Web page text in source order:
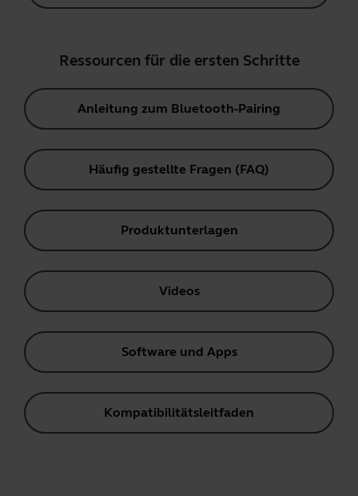
Ressourcen für die ersten Schritte
Anleitung zum Bluetooth-Pairing
Häufig gestellte Fragen (FAQ)
Produktunterlagen
Videos
Software und Apps
Kompatibilitätsleitfaden